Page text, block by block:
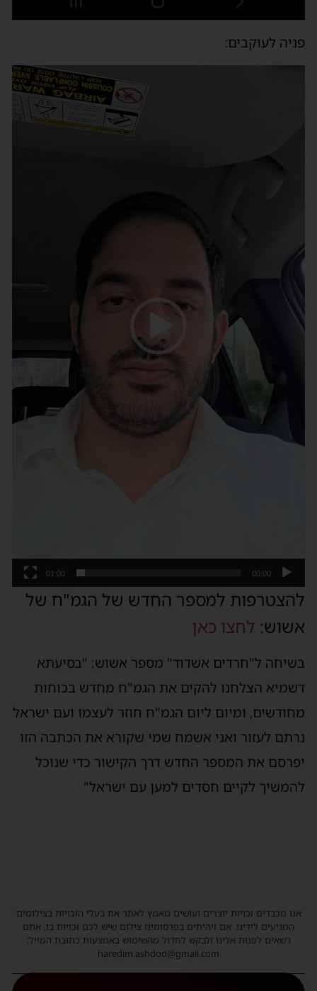
פניה לעוקבים:
00:00
01:00
להצטרפות למספר החדש של הגמ"ח של
אשוש: לחצו כאן
בשיחה ל"חרדים אשדוד" מספר אשוש: "בסיעתא
דשמיא הצלחנו להקים את הגמ"ח מחדש בכוחות
מחודשים, ומיום ליום הגמ"ח חוזר לעצמו ועם ישראל
נרתם לעזור ואני אשמח שמי שקורא את הכתבה הזו
יפרסם את המספר החדש דרך הקישור כדי שנוכל
להמשיך לקיים חסדים למען עם ישראל"
אנו מכבדים זכויות יוצרים ועושים מאמץ לאתר את בעלי הזכויות בצילומים
המגיעים לידינו. אם זיהיתים בפרסומינו צילום שיש לכם זכויות בו, אתם
רשאים לפנות אלינו ולבקש לחדול מהשימוש באמצעות כתובת המייל:
haredim.ashdod@gmail.com